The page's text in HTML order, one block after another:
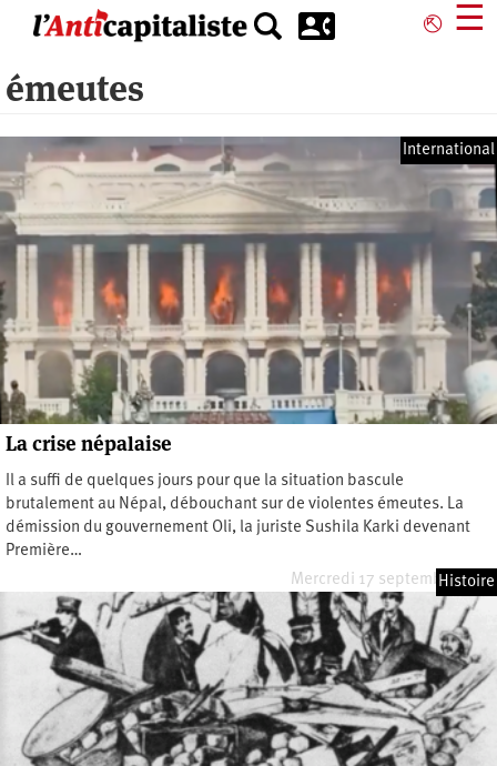
principal
⎋ ☰
émeutes
International
La crise népalaise
Il a suffi de quelques jours pour que la situation bascule
brutalement au Népal, débouchant sur de violentes émeutes. La
démission du gouvernement Oli, la juriste Sushila Karki devenant
Première…
Mercredi 17 septembre 2025
Histoire